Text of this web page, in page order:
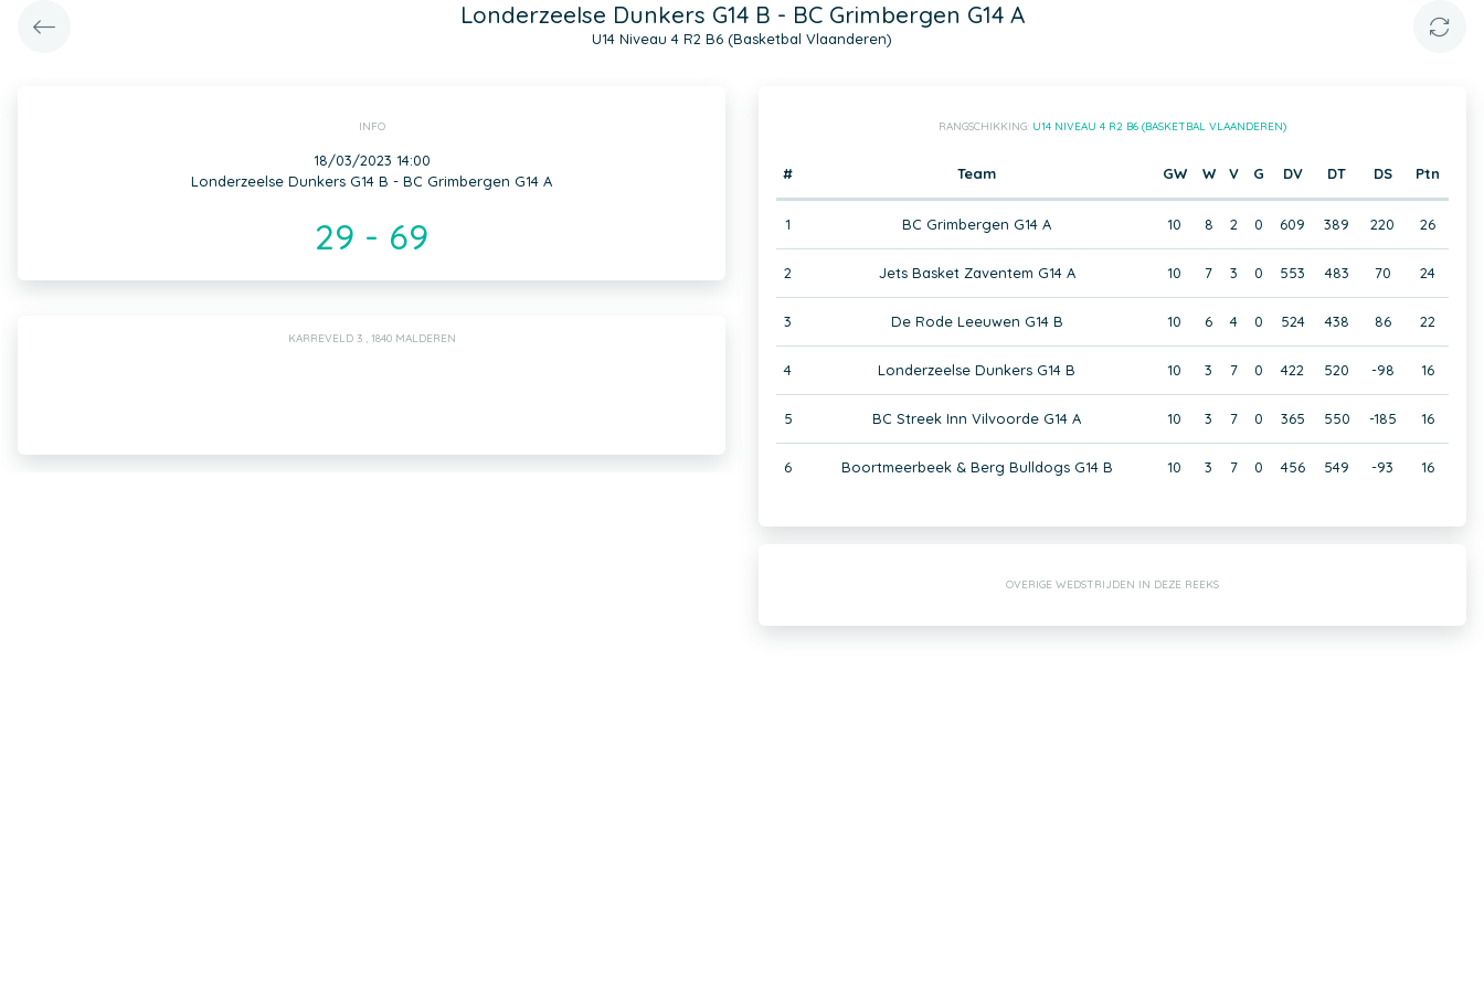
Londerzeelse Dunkers G14 B - BC Grimbergen G14 A
U14 Niveau 4 R2 B6 (Basketbal Vlaanderen)
INFO
18/03/2023 14:00
Londerzeelse Dunkers G14 B - BC Grimbergen G14 A
29 - 69
KARREVELD 3 , 1840 MALDEREN
RANGSCHIKKING: U14 NIVEAU 4 R2 B6 (BASKETBAL VLAANDEREN)
# Team GW W V G DV DT DS Ptn
1 BC Grimbergen G14 A 10 8 2 0 609 389 220 26
2 Jets Basket Zaventem G14 A 10 7 3 0 553 483 70 24
3 De Rode Leeuwen G14 B 10 6 4 0 524 438 86 22
4 Londerzeelse Dunkers G14 B 10 3 7 0 422 520 -98 16
5 BC Streek Inn Vilvoorde G14 A 10 3 7 0 365 550 -185 16
6 Boortmeerbeek & Berg Bulldogs G14 B 10 3 7 0 456 549 -93 16
OVERIGE WEDSTRIJDEN IN DEZE REEKS